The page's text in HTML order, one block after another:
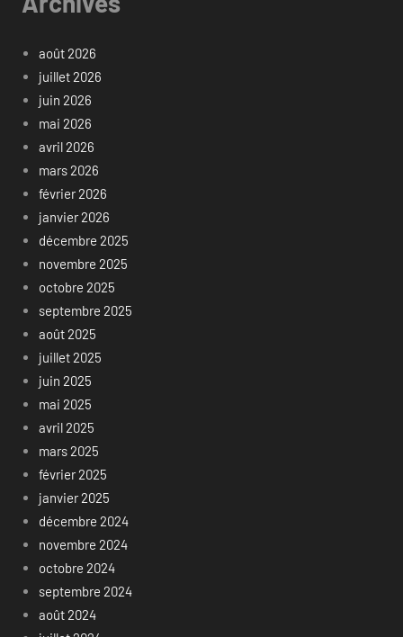
août 2026
juillet 2026
juin 2026
mai 2026
avril 2026
mars 2026
février 2026
janvier 2026
décembre 2025
novembre 2025
octobre 2025
septembre 2025
août 2025
juillet 2025
juin 2025
mai 2025
avril 2025
mars 2025
février 2025
janvier 2025
décembre 2024
novembre 2024
octobre 2024
septembre 2024
août 2024